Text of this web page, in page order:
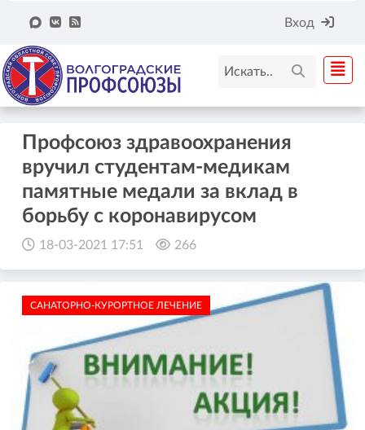
Вход
Профсоюз здравоохранения
вручил студентам-медикам
памятные медали за вклад в
борьбу с коронавирусом
18-03-2021 17:51 266
САНАТОРНО-КУРОРТНОЕ ЛЕЧЕНИЕ